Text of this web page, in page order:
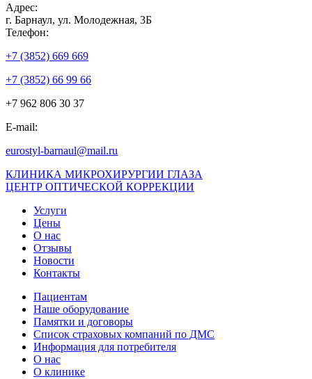
Адрес:
г. Барнаул, ул. Молодежная, 3Б
Телефон:
+7 (3852) 669 669
+7 (3852) 66 99 66
+7 962 806 30 37
E-mail:
eurostyl-barnaul@mail.ru
КЛИНИКА МИКРОХИРУРГИИ ГЛАЗА
ЦЕНТР ОПТИЧЕСКОЙ КОРРЕКЦИИ
Услуги
Цены
О нас
Отзывы
Новости
Контакты
Пациентам
Наше оборудование
Памятки и договоры
Список страховых компаний по ДМС
Информация для потребителя
О нас
О клинике